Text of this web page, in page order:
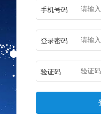
手机号码
登录密码
验证码